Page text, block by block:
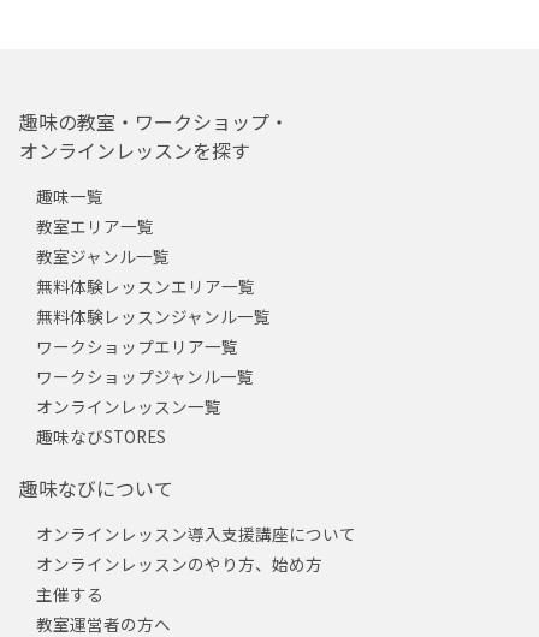
趣味の教室・ワークショップ・
オンラインレッスンを探す
趣味一覧
教室エリア一覧
教室ジャンル一覧
無料体験レッスンエリア一覧
無料体験レッスンジャンル一覧
ワークショップエリア一覧
ワークショップジャンル一覧
オンラインレッスン一覧
趣味なびSTORES
趣味なびについて
オンラインレッスン導入支援講座について
オンラインレッスンのやり方、始め方
主催する
教室運営者の方へ